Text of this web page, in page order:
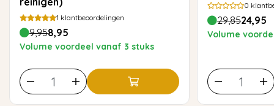
1 klantbeoordelingen
9,958,95
Volume voordeel vanaf 3 stuks
0
29,8524,95
Volume